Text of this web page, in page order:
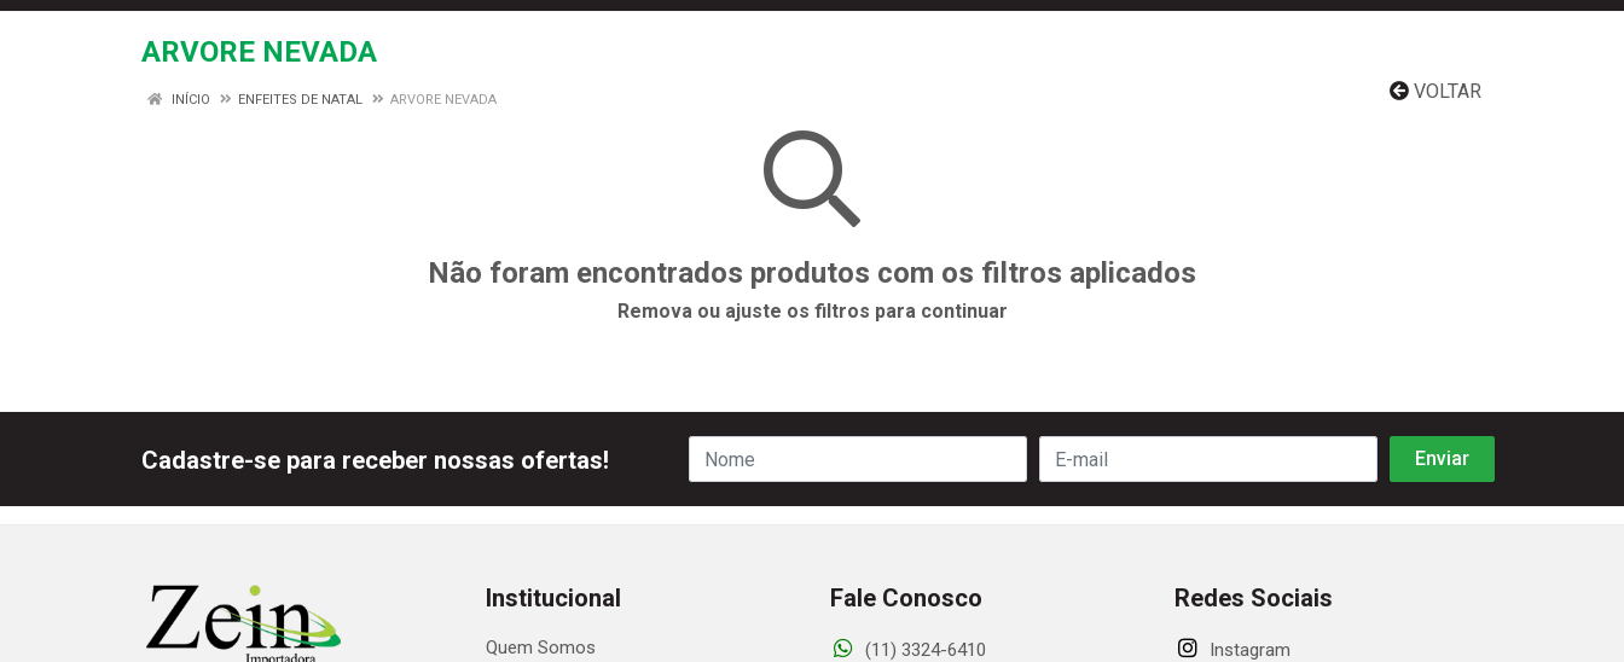
ARVORE NEVADA
VOLTAR
INÍCIO ENFEITES DE NATAL ARVORE NEVADA
Não foram encontrados produtos com os filtros aplicados
Remova ou ajuste os filtros para continuar
Cadastre-se para receber nossas ofertas!
Institucional
Quem Somos
Fale Conosco
(11) 3324-6410
Redes Sociais
Instagram